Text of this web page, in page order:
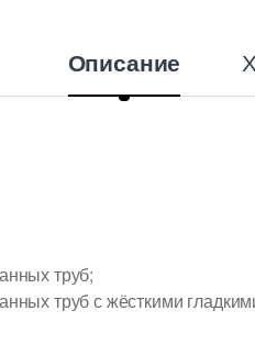
Описание
труб;
труб с жёсткими